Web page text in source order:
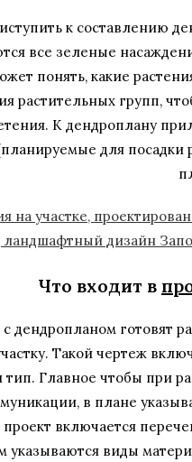
к составлению
все зеленые
понять, какие
растительных групп,
К дендроплану
для
Что входит в
дендропланом готовят
Такой чертеж
Главное чтобы при
в плане
включается
указываются виды